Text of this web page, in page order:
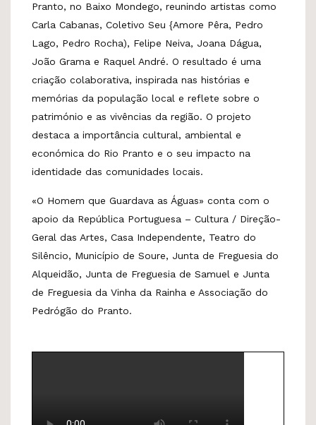
Pranto, no Baixo Mondego, reunindo artistas como
Carla Cabanas, Coletivo Seu {Amore Pêra, Pedro
Lago, Pedro Rocha), Felipe Neiva, Joana Dágua,
João Grama e Raquel André. O resultado é uma
criação colaborativa, inspirada nas histórias e
memórias da população local e reflete sobre o
património e as vivências da região. O projeto
destaca a importância cultural, ambiental e
económica do Rio Pranto e o seu impacto na
identidade das comunidades locais.
«O Homem que Guardava as Águas» conta com o
apoio da República Portuguesa – Cultura / Direção-
Geral das Artes, Casa Independente, Teatro do
Silêncio, Município de Soure, Junta de Freguesia do
Alqueidão, Junta de Freguesia de Samuel e Junta
de Freguesia da Vinha da Rainha e Associação do
Pedrógão do Pranto.